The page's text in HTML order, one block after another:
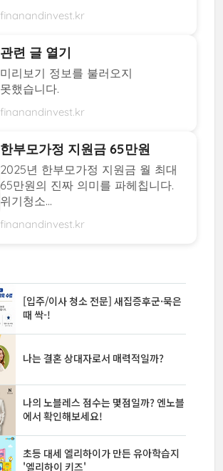
finanandinvest.kr
관련 글 열기
미리보기 정보를 불러오지
못했습니다.
finanandinvest.kr
한부모가정 지원금 65만원
2025년 한부모가정 지원금 월 최대
65만원의 진짜 의미를 파헤칩니다.
위기청소...
finanandinvest.kr